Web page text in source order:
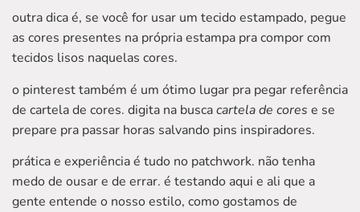
outra dica é, se você for usar um tecido estampado, pegue
as cores presentes na própria estampa pra compor com
tecidos lisos naquelas cores.
o pinterest também é um ótimo lugar pra pegar referência
de cartela de cores. digita na buscacartela de cores e se
prepare pra passar horas salvando pins inspiradores.
prática e experiência é tudo no patchwork. não tenha
medo de ousar e de errar. é testando aqui e ali que a
gente entende o nosso estilo, como gostamos de